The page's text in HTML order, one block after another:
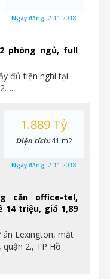
phòng ngủ, full
đủ tiện nghi tại
Ngày đăng: 2-11-2018
căn office-tel,
14 triệu, giá 1,89
Lexington, mặt
2., TP Hồ
1.889 Tỷ
Diện tích:41 m2
Ngày đăng: 2-11-2018